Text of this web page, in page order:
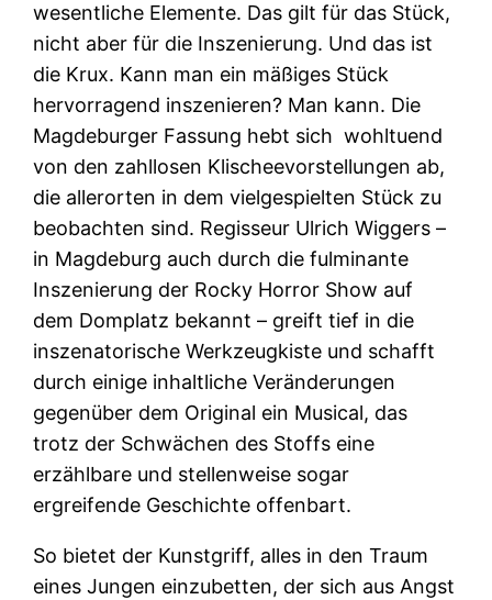
wesentliche Elemente. Das gilt für das Stück,
nicht aber für die Inszenierung. Und das ist
die Krux. Kann man ein mäßiges Stück
hervorragend inszenieren? Man kann. Die
Magdeburger Fassung hebt sich wohltuend
von den zahllosen Klischeevorstellungen ab,
die allerorten in dem vielgespielten Stück zu
beobachten sind. Regisseur Ulrich Wiggers –
in Magdeburg auch durch die fulminante
Inszenierung der Rocky Horror Show auf
dem Domplatz bekannt – greift tief in die
inszenatorische Werkzeugkiste und schafft
durch einige inhaltliche Veränderungen
gegenüber dem Original ein Musical, das
trotz der Schwächen des Stoffs eine
erzählbare und stellenweise sogar
ergreifende Geschichte offenbart.
So bietet der Kunstgriff, alles in den Traum
eines Jungen einzubetten, der sich aus Angst